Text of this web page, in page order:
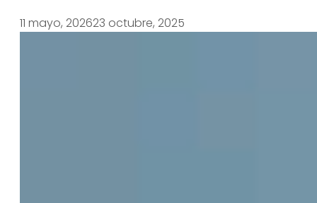
11 mayo, 202623 octubre, 2025